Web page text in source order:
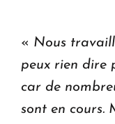
« Nous
peux rien dire
car de
sont en cours.